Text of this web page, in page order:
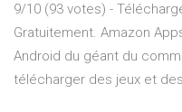
9/10 (93 votes) -
Gratuitement. Amazon
Android du géant du
télécharger des jeux et